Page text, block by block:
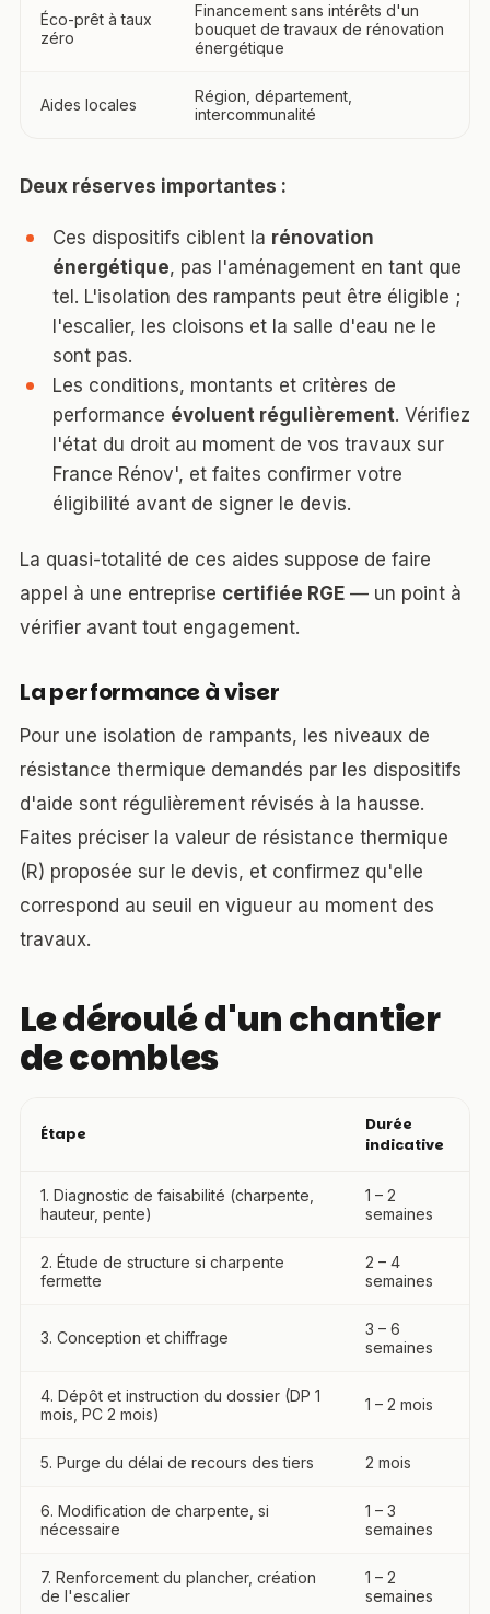
Éco-prêt à taux
zéro
Financement sans intérêts d'un
bouquet de travaux de rénovation
énergétique
Aides locales
Région, département,
intercommunalité
Deux réserves importantes :
Ces dispositifs ciblent la rénovation
énergétique, pas l'aménagement en tant que
tel. L'isolation des rampants peut être éligible ;
l'escalier, les cloisons et la salle d'eau ne le
sont pas.
Les conditions, montants et critères de
performance évoluent régulièrement. Vérifiez
l'état du droit au moment de vos travaux sur
France Rénov', et faites confirmer votre
éligibilité avant de signer le devis.
La quasi-totalité de ces aides suppose de faire
appel à une entreprise certifiée RGE — un point à
vérifier avant tout engagement.
La performance à viser
Pour une isolation de rampants, les niveaux de
résistance thermique demandés par les dispositifs
d'aide sont régulièrement révisés à la hausse.
Faites préciser la valeur de résistance thermique
(R) proposée sur le devis, et confirmez qu'elle
correspond au seuil en vigueur au moment des
travaux.
Le déroulé d'un chantier
de combles
Étape
Durée
indicative
1. Diagnostic de faisabilité (charpente,
hauteur, pente)
1 – 2
semaines
2. Étude de structure si charpente
fermette
2 – 4
semaines
3. Conception et chiffrage
3 – 6
semaines
4. Dépôt et instruction du dossier (DP 1
mois, PC 2 mois)
1 – 2 mois
5. Purge du délai de recours des tiers 2 mois
6. Modification de charpente, si
nécessaire
1 – 3
semaines
7. Renforcement du plancher, création
de l'escalier
1 – 2
semaines